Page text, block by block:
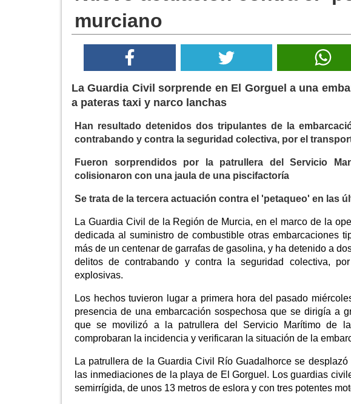
murciano
La Guardia Civil sorprende en El Gorguel a una
a pateras taxi y narco lanchas
Han resultado detenidos dos tripulantes de la
contrabando y contra la seguridad colectiva, por el
Fueron sorprendidos por la patrullera del Servicio
colisionaron con una jaula de una piscifactoría
Se trata de la tercera actuación contra el 'petaqueo' en las
La Guardia Civil de la Región de Murcia, en el marco de la
dedicada al suministro de combustible otras embarcaciones
más de un centenar de garrafas de gasolina, y ha detenido a
delitos de contrabando y contra la seguridad colectiva,
explosivas.
Los hechos tuvieron lugar a primera hora del pasado
presencia de una embarcación sospechosa que se dirigía a
que se movilizó a la patrullera del Servicio Marítimo de
comprobaran la incidencia y verificaran la situación de la
La patrullera de la Guardia Civil Río Guadalhorce se
las inmediaciones de la playa de El Gorguel. Los guardias
semirrígida, de unos 13 metros de eslora y con tres potentes